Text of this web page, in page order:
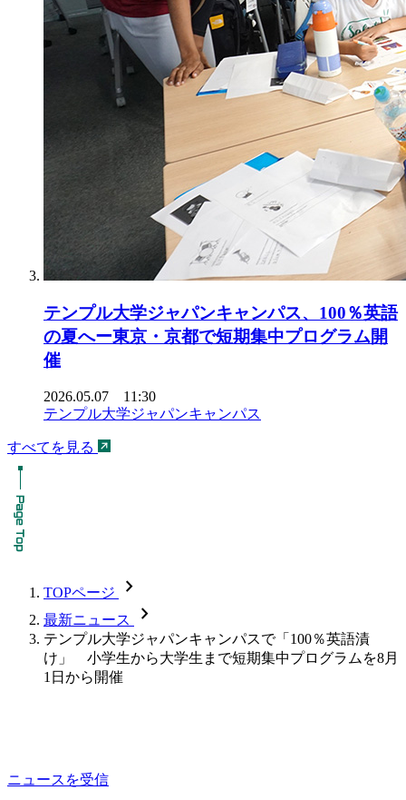
テンプル大学ジャパンキャンパス、100％英語
の夏へー東京・京都で短期集中プログラム開
催
2026.05.07 11:30
テンプル大学ジャパンキャンパス
すべてを見る
TOPページ chevron_forward
最新ニュース chevron_forward
テンプル大学ジャパンキャンパスで「100％英語漬
け」 小学生から大学生まで短期集中プログラムを8月
1日から開催
ニュースを受信